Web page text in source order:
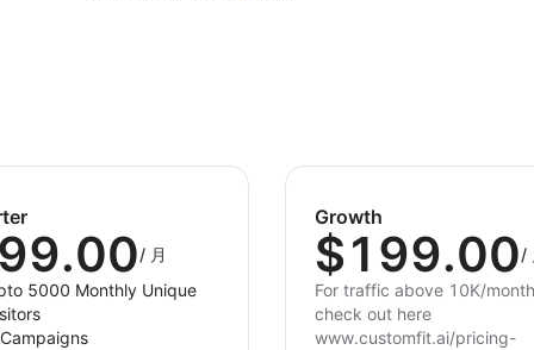
/ 月
5000 Monthly Unique
Growth
$199.00/
For traffic above 10K/month
check out here
www.customfit.ai/pricing-